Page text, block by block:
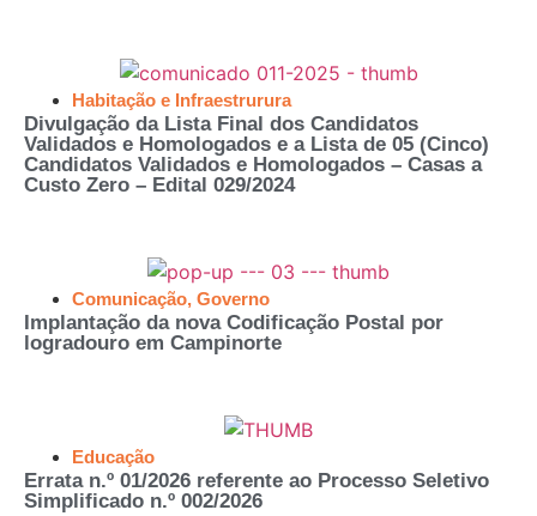
Habitação e Infraestrurura
Divulgação da Lista Final dos Candidatos
Validados e Homologados e a Lista de 05 (Cinco)
Candidatos Validados e Homologados – Casas a
Custo Zero – Edital 029/2024
Comunicação, Governo
Implantação da nova Codificação Postal por
logradouro em Campinorte
Educação
Errata n.º 01/2026 referente ao Processo Seletivo
Simplificado n.º 002/2026